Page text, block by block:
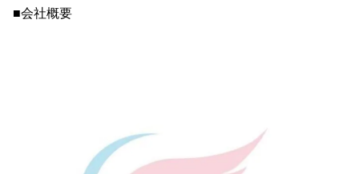
■会社概要